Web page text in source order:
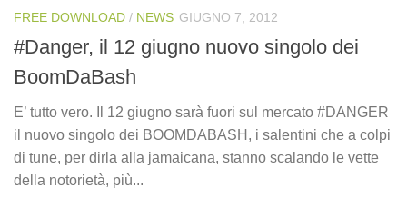
FREE DOWNLOAD / NEWS GIUGNO 7, 2012
#Danger, il 12 giugno nuovo singolo dei
BoomDaBash
E’ tutto vero. Il 12 giugno sarà fuori sul mercato #DANGER
il nuovo singolo dei BOOMDABASH, i salentini che a colpi
di tune, per dirla alla jamaicana, stanno scalando le vette
della notorietà, più...